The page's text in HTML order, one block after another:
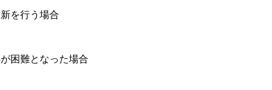
を行う場合
困難となった場合